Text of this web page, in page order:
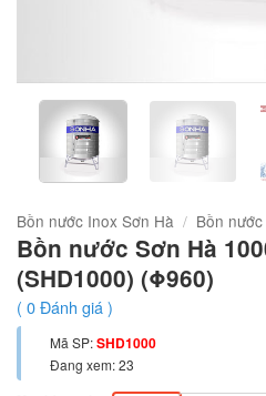
Bồn nước Inox Sơn Hà / Bồn
Bồn nước Sơn Hà
(SHD1000) (Φ960)
( 0Đánh giá )
Mã SP:SHD1000
Đang xem: 23